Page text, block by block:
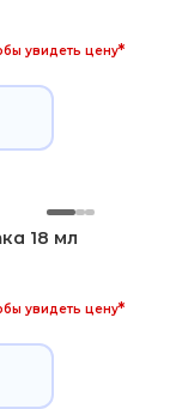
увидеть цену*
18 мл
увидеть цену*